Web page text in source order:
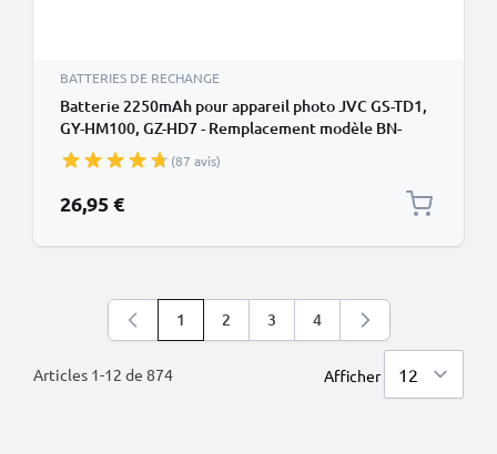
BATTERIES DE RECHANGE
Batterie 2250mAh pour appareil photo JVC GS-TD1,
GY-HM100, GZ-HD7 - Remplacement modèle BN-
VF808 BN-VF815 BN-VF823
(87 avis)
26,95 €
Articles 1-12 de 874
Vous lisez actuellement la page
1 Page
2 Page
3 Page
4
Afficher